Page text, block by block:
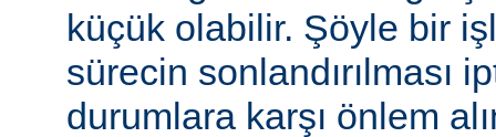
küçük olabilir. Şöyle bir
sürecin sonlandırılması
durumlara karşı önlem